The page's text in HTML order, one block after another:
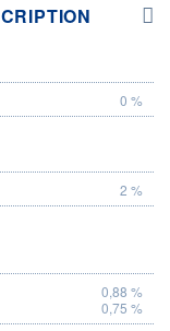
0 %
2 %
0,88 %
0,75 %